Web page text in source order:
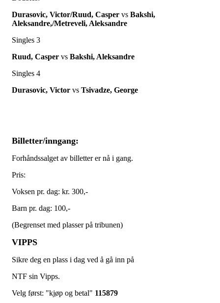
Durasovic, Victor/Ruud, Casper vs Bakshi,
Aleksandre,/Metreveli, Aleksandre
Singles 3
Ruud, Casper vs Bakshi, Aleksandre
Singles 4
Durasovic, Victor vs Tsivadze, George
Billetter/inngang:
Forhåndssalget av billetter er nå i gang.
Pris:
Voksen pr. dag: kr. 300,-
Barn pr. dag: 100,-
(Begrenset med plasser på tribunen)
VIPPS
Sikre deg en plass i dag ved å gå inn på
NTF sin Vipps.
Velg først: "kjøp og betal" 115879